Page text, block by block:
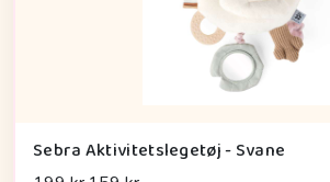
Sebra Aktivitetslegetøj - Svane